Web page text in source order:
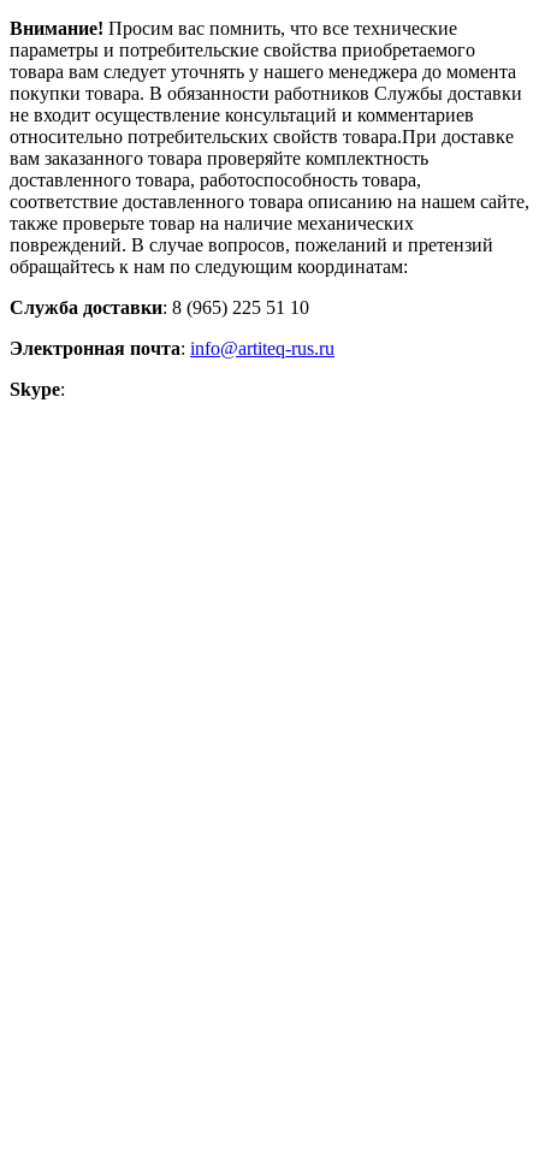
Внимание! Просим вас помнить, что все технические
параметры и потребительские свойства приобретаемого
товара вам следует уточнять у нашего менеджера до момента
покупки товара. В обязанности работников Службы доставки
не входит осуществление консультаций и комментариев
относительно потребительских свойств товара.При доставке
вам заказанного товара проверяйте комплектность
доставленного товара, работоспособность товара,
соответствие доставленного товара описанию на нашем сайте,
также проверьте товар на наличие механических
повреждений. В случае вопросов, пожеланий и претензий
обращайтесь к нам по следующим координатам:
Служба доставки: 8 (965) 225 51 10
Электронная почта: info@artiteq-rus.ru
Skype: